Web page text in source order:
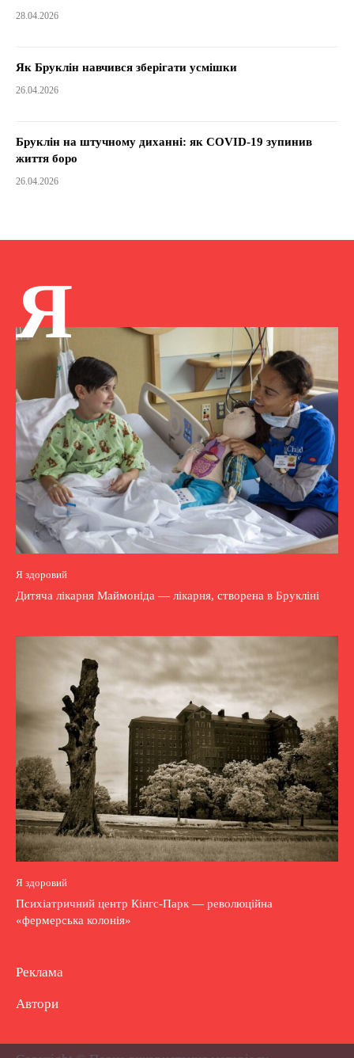
28.04.2026
Як Бруклін навчився зберігати усмішки
26.04.2026
Бруклін на штучному диханні: як COVID-19 зупинив
життя боро
26.04.2026
Я
Я здоровий
Дитяча лікарня Маймоніда — лікарня, створена в Брукліні
Я здоровий
Психіатричний центр Кінгс-Парк — революційна
«фермерська колонія»
Реклама
Автори